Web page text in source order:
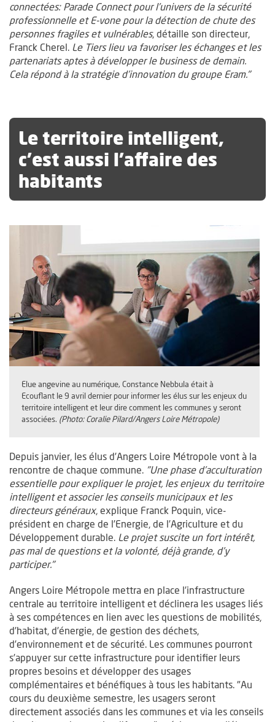
connectées: Parade Connect pour l’univers de la sécurité
professionnelle et E-vone pour la détection de chute des
personnes fragiles et vulnérables, détaille son directeur,
Franck Cherel. Le Tiers lieu va favoriser les échanges et les
partenariats aptes à développer le business de demain.
Cela répond à la stratégie d’innovation du groupe Eram."
Le territoire intelligent,
c’est aussi l’affaire des
habitants
Elue angevine au numérique, Constance Nebbula était à
Ecouflant le 9 avril dernier pour informer les élus sur les enjeux du
territoire intelligent et leur dire comment les communes y seront
associées. (Photo: Coralie Pilard/Angers Loire Métropole)
Depuis janvier, les élus d’Angers Loire Métropole vont à la
rencontre de chaque commune. "Une phase d’acculturation
essentielle pour expliquer le projet, les enjeux du territoire
intelligent et associer les conseils municipaux et les
directeurs généraux, explique Franck Poquin, vice-
président en charge de l’Energie, de l’Agriculture et du
Développement durable. Le projet suscite un fort intérêt,
pas mal de questions et la volonté, déjà grande, d’y
participer."
Angers Loire Métropole mettra en place l’infrastructure
centrale au territoire intelligent et déclinera les usages liés
à ses compétences en lien avec les questions de mobilités,
d’habitat, d’énergie, de gestion des déchets,
d’environnement et de sécurité. Les communes pourront
s’appuyer sur cette infrastructure pour identifier leurs
propres besoins et développer des usages
complémentaires et bénéfiques à tous les habitants. "Au
cours du deuxième semestre, les usagers seront
directement associés dans les communes et via les conseils